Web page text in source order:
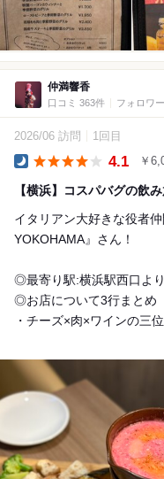
仲満響香
口コミ 363件 フォロワ
2026/06 訪問 1回目
4.1 ￥
【横浜】コスパバグの飲
イタリアン大好きな役者
YOKOHAMA』さん！
◎最寄り駅:横浜駅西口よ
◎お店について3行まとめ
・チーズ×肉×ワインの三位